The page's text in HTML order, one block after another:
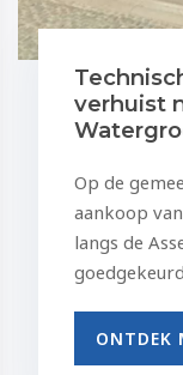
verhuist
Op de
aankoop
langs de
ONTDEK